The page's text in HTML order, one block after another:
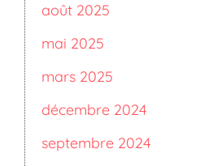
août 2025
mai 2025
mars 2025
décembre 2024
septembre 2024